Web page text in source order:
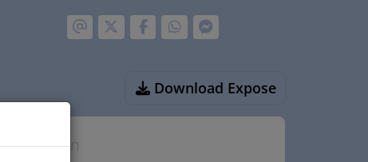
Download Expose
Eckdaten